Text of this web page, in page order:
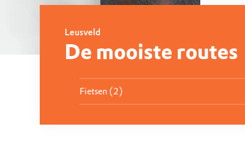
Leusveld
De mooiste routes
Fietsen (2)